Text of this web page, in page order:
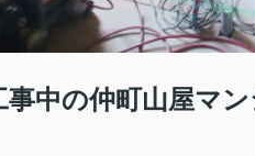
中の仲町山屋マ